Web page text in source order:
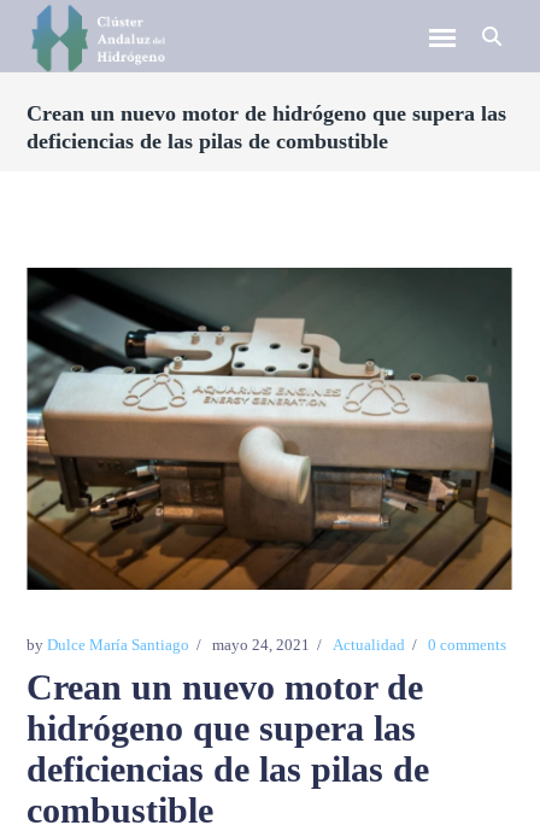
Crean un nuevo motor de hidrógeno que supera las
deficiencias de las pilas de combustible
byDulce María Santiago mayo 24, 2021 Actualidad 0 comments
Crean un nuevo motor de
hidrógeno que supera las
deficiencias de las pilas de
combustible